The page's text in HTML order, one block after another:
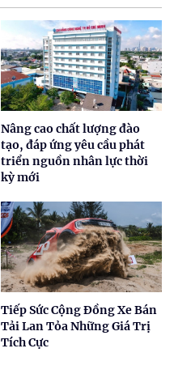
Nâng cao chất lượng đào
tạo, đáp ứng yêu cầu phát
triển nguồn nhân lực thời
kỳ mới
Tiếp Sức Cộng Đồng Xe Bán
Tải Lan Tỏa Những Giá Trị
Tích Cực